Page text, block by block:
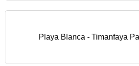
Playa Blanca - Timanfaya